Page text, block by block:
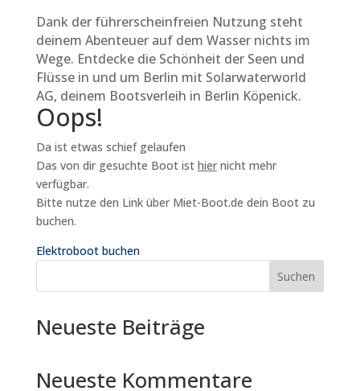
Dank der führerscheinfreien Nutzung steht
deinem Abenteuer auf dem Wasser nichts im
Wege. Entdecke die Schönheit der Seen und
Flüsse in und um Berlin mit Solarwaterworld
AG, deinem Bootsverleih in Berlin Köpenick.
Oops!
Da ist etwas schief gelaufen
Das von dir gesuchte Boot ist hiernicht mehr
verfügbar.
Bitte nutze den Link über Miet-Boot.de dein Boot zu
buchen.
Elektroboot buchen
Suchen
Neueste Beiträge
Neueste Kommentare